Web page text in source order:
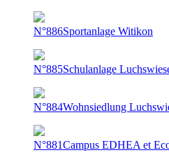
N°886Sportanlage Witikon
N°885Schulanlage
N°884Wohnsiedlung
N°881Campus EDHEA et